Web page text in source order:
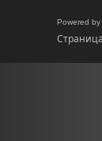
Powered